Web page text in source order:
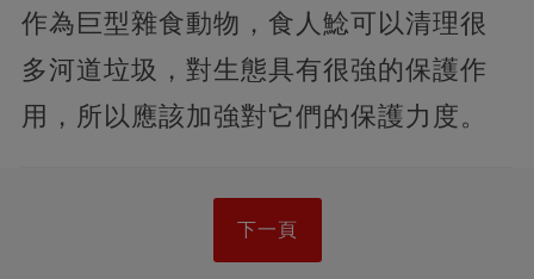
作為巨型雜食動物，食人鯰可以清理很
多河道垃圾，對生態具有很強的保護作
用，所以應該加強對它們的保護力度。
下一頁